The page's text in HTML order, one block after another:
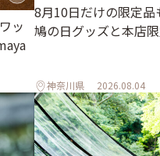
ッ
8月10日だけの限定
鳩の日グッズと本店
神奈川県 2026.08.04